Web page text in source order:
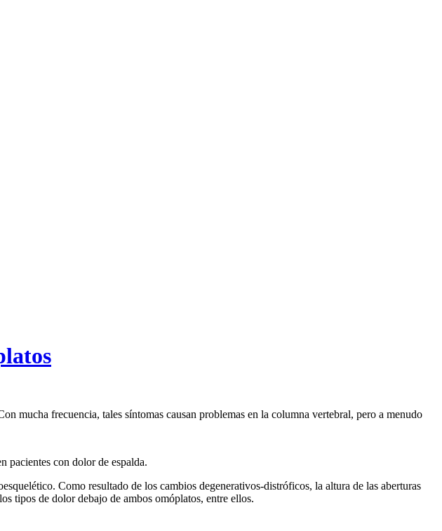
mucha frecuencia, tales síntomas causan problemas en la columna vertebral, pero a menudo
pacientes con dolor de espalda.
Como resultado de los cambios degenerativos-distróficos, la altura de las aberturas
tipos de dolor debajo de ambos omóplatos, entre ellos.